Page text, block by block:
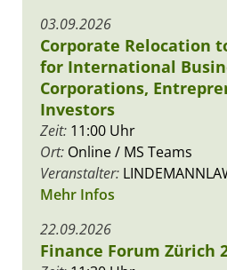
03.09.2026
Corporate Relocation
for International
Corporations,
Investors
Zeit: 11:00 Uhr
Ort: Online / MS Teams
Veranstalter:
Mehr Infos
22.09.2026
Finance Forum Zürich